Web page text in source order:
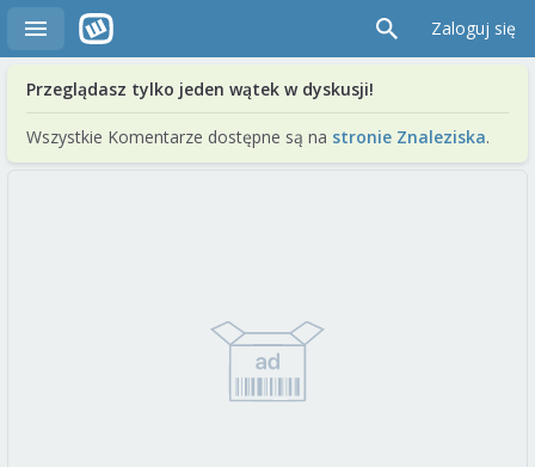
Zaloguj się
Przeglądasz tylko jeden wątek w dyskusji!
Wszystkie Komentarze dostępne są na stronie Znaleziska.